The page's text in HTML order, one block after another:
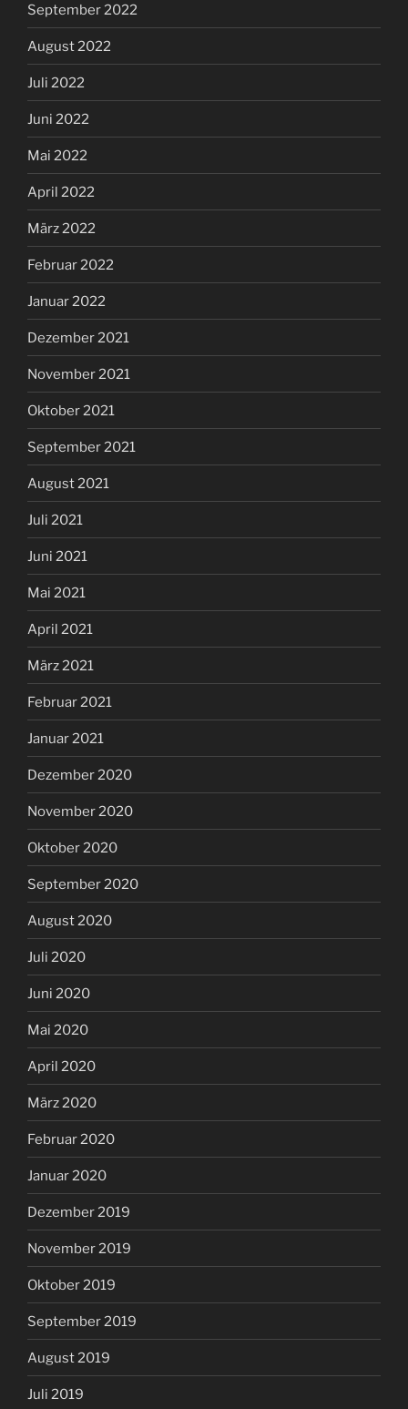
September 2022
August 2022
Juli 2022
Juni 2022
Mai 2022
April 2022
März 2022
Februar 2022
Januar 2022
Dezember 2021
November 2021
Oktober 2021
September 2021
August 2021
Juli 2021
Juni 2021
Mai 2021
April 2021
März 2021
Februar 2021
Januar 2021
Dezember 2020
November 2020
Oktober 2020
September 2020
August 2020
Juli 2020
Juni 2020
Mai 2020
April 2020
März 2020
Februar 2020
Januar 2020
Dezember 2019
November 2019
Oktober 2019
September 2019
August 2019
Juli 2019